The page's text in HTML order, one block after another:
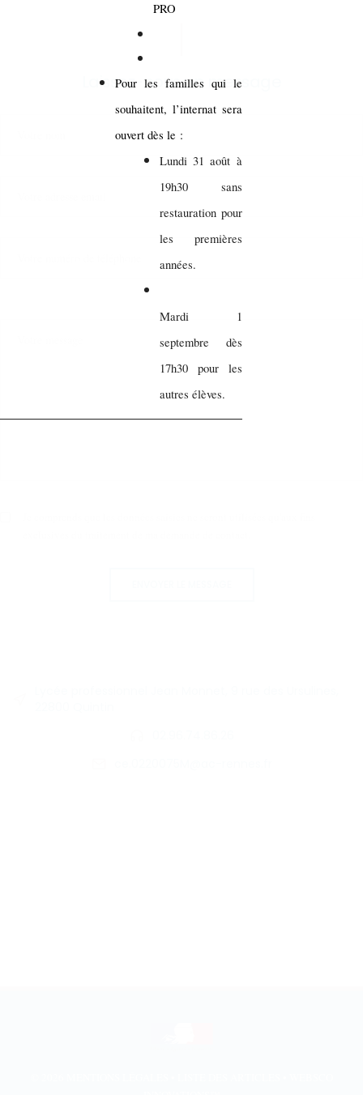
PRO
Pour les familles qui le
souhaitent, l’internat sera
ouvert dès le :
Lundi 31 août à
19h30 sans
restauration pour
les premières
années.
Mardi 1
septembre dès
17h30 pour les
autres élèves.
Laissez-nous un message